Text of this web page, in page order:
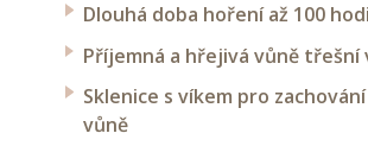
Dlouhá doba hoření až 100
Příjemná a hřejivá vůně třešní
Sklenice s víkem pro
vůně